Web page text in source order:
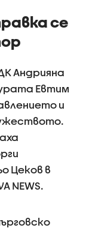
се
Андрияна
Евтим
и
Цеков в
NEWS.